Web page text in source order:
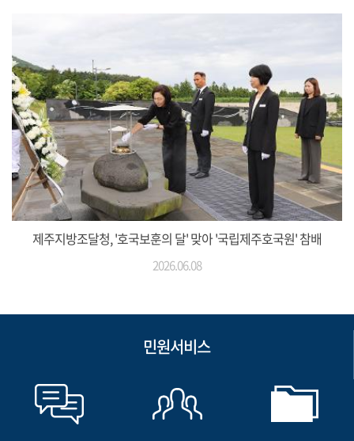
제주지방조달청, '호국보훈의 달' 맞아 '국립제주호국원' 참배
2026.06.08
민원서비스